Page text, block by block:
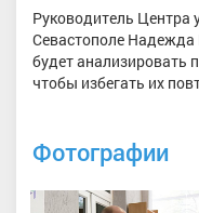
Руководитель Центра
Севастополе Надежда
будет анализировать
чтобы избегать их
Фотографии